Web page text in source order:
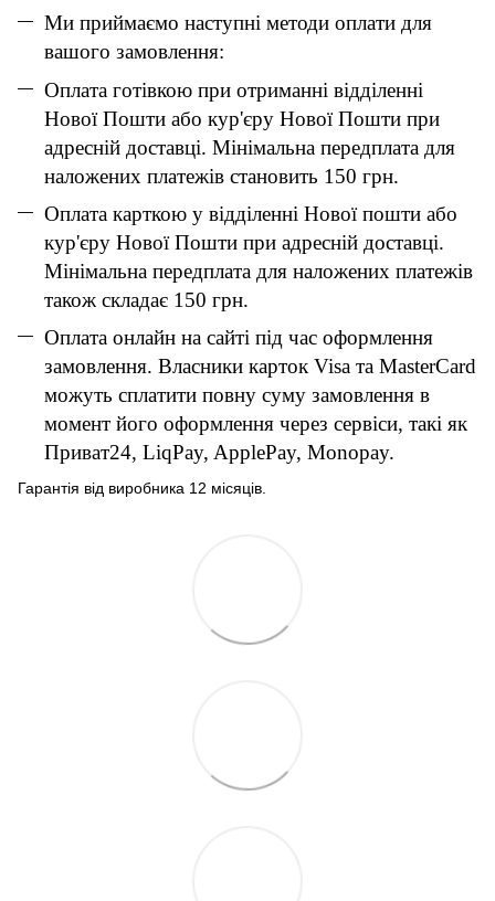
Ми приймаємо наступні методи оплати для
вашого замовлення:
Оплата готівкою при отриманні відділенні
Нової Пошти або кур'єру Нової Пошти при
адресній доставці. Мінімальна передплата для
наложених платежів становить 150 грн.
Оплата карткою у відділенні Нової пошти або
кур'єру Нової Пошти при адресній доставці.
Мінімальна передплата для наложених платежів
також складає 150 грн.
Оплата онлайн на сайті під час оформлення
замовлення. Власники карток Visa та MasterCard
можуть сплатити повну суму замовлення в
момент його оформлення через сервіси, такі як
Приват24, LiqPay, ApplePay, Monopay.
Гарантія від виробника 12 місяців.